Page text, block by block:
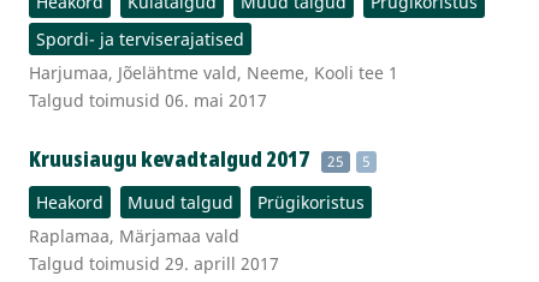
Spordi- ja terviserajatised
Harjumaa, Jõelähtme vald, Neeme, Kooli tee 1
Talgud toimusid 06. mai 2017
Kruusiaugu kevadtalgud 2017 25 5
Heakord Muud talgud
Prügikoristus
Raplamaa, Märjamaa vald
Talgud toimusid 29. aprill 2017